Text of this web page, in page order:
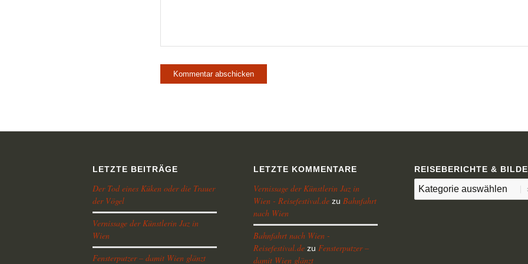
LETZTE BEITRÄGE
Der Tod eines Küken oder die Trauer
der Vögel
Vernissage der Künstlerin Jaz in
Wien
Fensterputzer – damit Wien glänzt
LETZTE KOMMENTARE
Vernissage der Künstlerin Jaz in
Wien - Reisefestival.dezu Bahnfahrt
nach Wien
Bahnfahrt nach Wien -
Reisefestival.dezu Fensterputzer –
damit Wien glänzt
REISEBERICHTE &
Reiseberichte
&